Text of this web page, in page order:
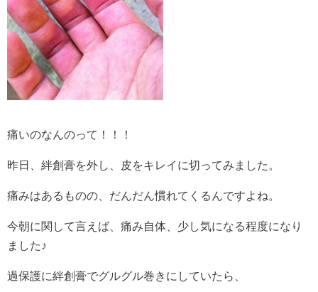
痛いのなんのって！！！
昨日、絆創膏を外し、皮をキレイに切ってみました。
痛みはあるものの、だんだん慣れてくるんですよね。
今朝に関して言えば、痛み自体、少し気になる程度になり
ました♪
過保護に絆創膏でグルグル巻きにしていたら、